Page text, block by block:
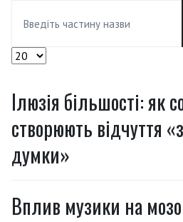
Показувати
Ілюзія більшості: як
створюють відчуття
думки»
Вплив музики на